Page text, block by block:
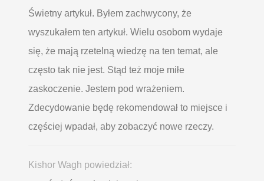
Świetny artykuł. Byłem zachwycony, że
wyszukałem ten artykuł. Wielu osobom wydaje
się, że mają rzetelną wiedzę na ten temat, ale
często tak nie jest. Stąd też moje miłe
zaskoczenie. Jestem pod wrażeniem.
Zdecydowanie będę rekomendował to miejsce i
częściej wpadał, aby zobaczyć nowe rzeczy.
Kishor Wagh powiedział: